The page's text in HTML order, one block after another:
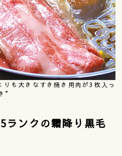
も大きなすき焼き用肉が3枚入っ
”
ランクの霜降り黒毛